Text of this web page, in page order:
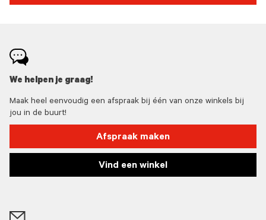
We helpen je graag!
Maak heel eenvoudig een afspraak bij één van onze winkels bij
jou in de buurt!
Afspraak maken
Vind een winkel